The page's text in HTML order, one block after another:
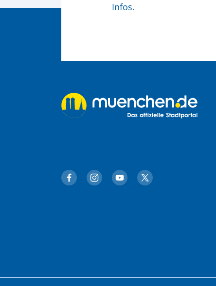
Infos.
muenchen.de auf Facebook
muenchen.de auf Instagram
muenchen.de auf YouTube
muenchen.de auf X